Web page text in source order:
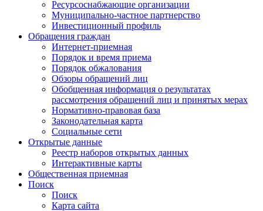
Ресурсоснабжающие организации
Муниципально-частное партнерство
Инвестиционный профиль
Обращения граждан
Интернет-приемная
Порядок и время приема
Порядок обжалования
Обзоры обращений лиц
Обобщенная информация о результатах
рассмотрения обращений лиц и принятых мерах
Нормативно-правовая база
Законодательная карта
Социальные сети
Открытые данные
Реестр наборов открытых данных
Интерактивные карты
Общественная приемная
Поиск
Поиск
Карта сайта